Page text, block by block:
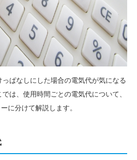
ぱなしにした場合の電気代が気になる
は、使用時間ごとの電気代について、
に分けて解説します。